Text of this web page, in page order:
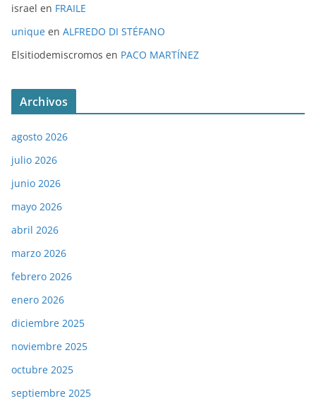
israel en FRAILE
unique en ALFREDO DI STÉFANO
Elsitiodemiscromos en PACO MARTÍNEZ
Archivos
agosto 2026
julio 2026
junio 2026
mayo 2026
abril 2026
marzo 2026
febrero 2026
enero 2026
diciembre 2025
noviembre 2025
octubre 2025
septiembre 2025